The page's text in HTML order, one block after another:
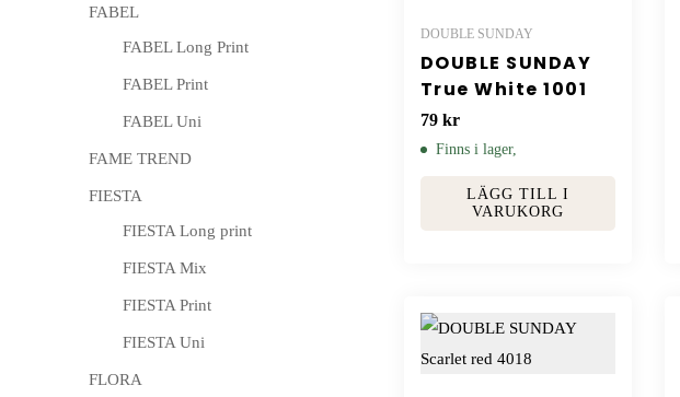
FABEL
FABEL Long Print
FABEL Print
FABEL Uni
FAME TREND
FIESTA
FIESTA Long print
FIESTA Mix
FIESTA Print
FIESTA Uni
FLORA
DOUBLE SUNDAY
DOUBLE SUNDAY
True White 1001
79 kr
Finns i lager,
LÄGG TILL I
VARUKORG